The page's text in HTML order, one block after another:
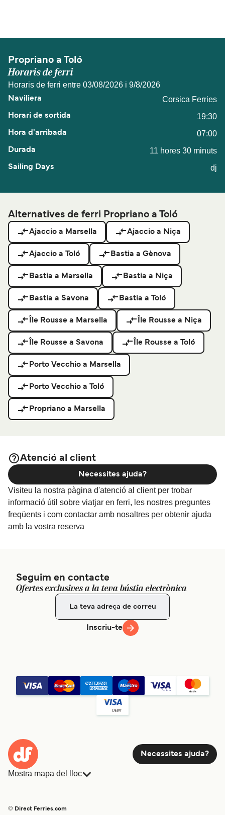
Propriano a Toló
Horaris de ferri
Horaris de ferri entre 03/08/2026 i 9/8/2026
Corsica Ferries
19:30
07:00
11 hores 30 minuts
dj
Alternatives de ferri Propriano a Toló
Ajaccio a Marsella Ajaccio a Niça
Ajaccio a Toló Bastia a Gènova
Bastia a Marsella Bastia a Niça
Bastia a Savona Bastia a Toló
Île Rousse a Marsella Île Rousse a Niça
Île Rousse a Savona Île Rousse a Toló
Porto Vecchio a Marsella
Porto Vecchio a Toló
Propriano a Marsella
Atenció al client
Visiteu la nostra pàgina d'atenció al client per trobar
informació útil sobre viatjar en ferri, les nostres preguntes
freqüents i com contactar amb nosaltres per obtenir ajuda
amb la vostra reserva
Necessites ajuda?
Seguim en contacte
Ofertes exclusives a la teva bústia electrònica
Inscriu-te
Necessites ajuda?
Mostra mapa del lloc
© Direct Ferries.com